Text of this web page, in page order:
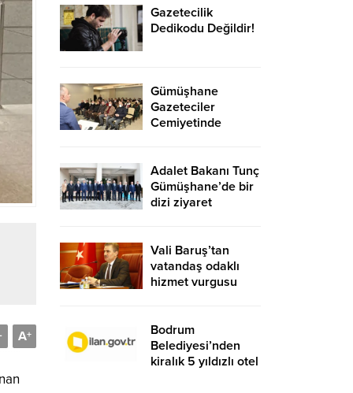
A+
Gazetecilik
Dedikodu Değildir!
Gümüşhane
Gazeteciler
Cemiyetinde
Adalet Bakanı Tunç
Gümüşhane’de bir
dizi ziyaret
Vali Baruş’tan
vatandaş odaklı
hizmet vurgusu
Bodrum
Belediyesi’nden
kiralık 5 yıldızlı otel